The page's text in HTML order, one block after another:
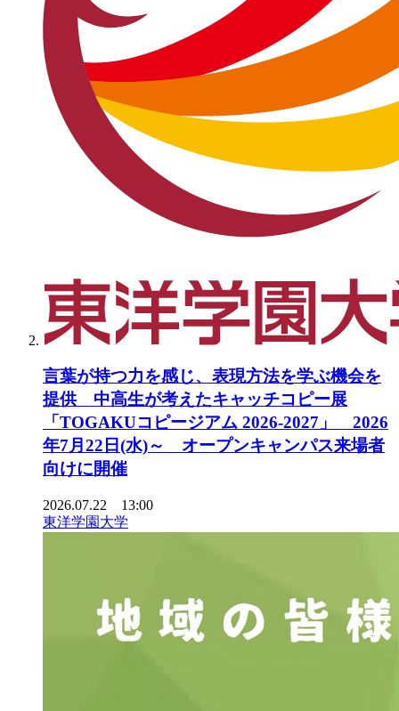
言葉が持つ力を感じ、表現方法を学ぶ機会を
提供 中高生が考えたキャッチコピー展
「TOGAKUコピージアム 2026-2027」 2026
年7月22日(水)～ オープンキャンパス来場者
向けに開催
2026.07.22 13:00
東洋学園大学